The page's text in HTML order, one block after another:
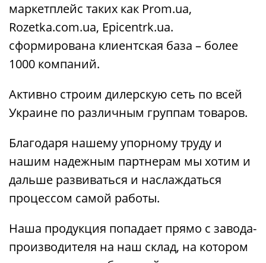
маркетплейс таких как Prom.ua,
Rozetka.com.ua, Epicentrk.ua.
сформирована клиентская база – более
1000 компаний.
Активно строим дилерскую сеть по всей
Украине по различным группам товаров.
Благодаря нашему упорному труду и
нашим надежным партнерам мы хотим и
дальше развиваться и наслаждаться
процессом самой работы.
Наша продукция попадает прямо с завода-
производителя на наш склад, на котором